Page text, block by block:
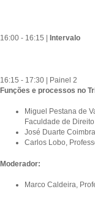
16:00 - 16:15 | Intervalo
16:15 - 17:30 | Painel 2
Funções e processos no
Miguel Pestana de
Faculdade de
José Duarte
Carlos Lobo,
Moderador:
Marco Caldeira,